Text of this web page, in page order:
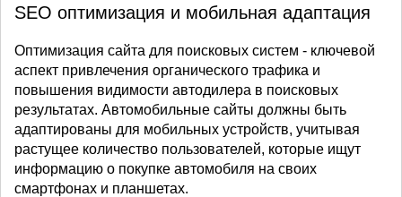
SEO оптимизация и мобильная адаптация
Оптимизация сайта для поисковых систем - ключевой
аспект привлечения органического трафика и
повышения видимости автодилера в поисковых
результатах. Автомобильные сайты должны быть
адаптированы для мобильных устройств, учитывая
растущее количество пользователей, которые ищут
информацию о покупке автомобиля на своих
смартфонах и планшетах.